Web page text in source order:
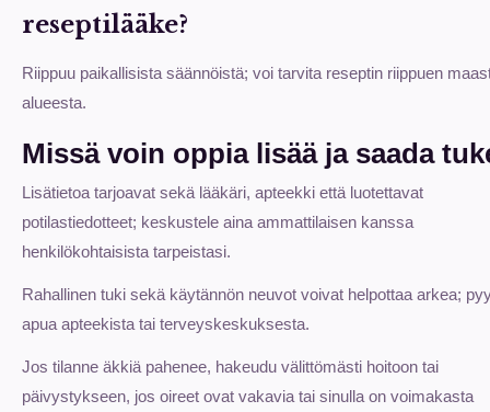
reseptilääke?
Riippuu paikallisista säännöistä; voi tarvita reseptin riippuen
alueesta.
Missä voin oppia lisää ja saada
Lisätietoa tarjoavat sekä lääkäri, apteekki että luotettavat
potilastiedotteet; keskustele aina ammattilaisen kanssa
henkilökohtaisista tarpeistasi.
Rahallinen tuki sekä käytännön neuvot voivat helpottaa arkea;
apua apteekista tai terveyskeskuksesta.
Jos tilanne äkkiä pahenee, hakeudu välittömästi hoitoon tai
päivystykseen, jos oireet ovat vakavia tai sinulla on voimakasta